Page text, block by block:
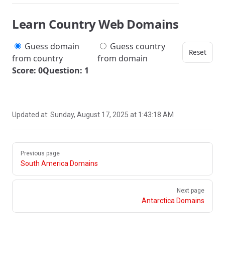
Learn Country Web Domains
Guess domain
from country
Guess country
from domain
Reset
Score: 0Question: 1
Updated at: Sunday, August 17, 2025 at 1:43:18 AM
Pager
Previous page
South America Domains
Next page
Antarctica Domains